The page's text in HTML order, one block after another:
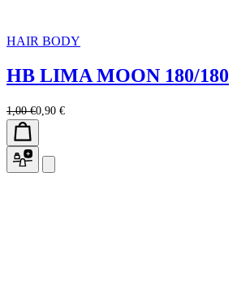
HAIR BODY
HB LIMA MOON 180/180
1,00 €0,90 €